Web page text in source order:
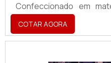
Confeccionado em
durabilidade e
conta com um feixe
garante destaque
COTAR AGORA